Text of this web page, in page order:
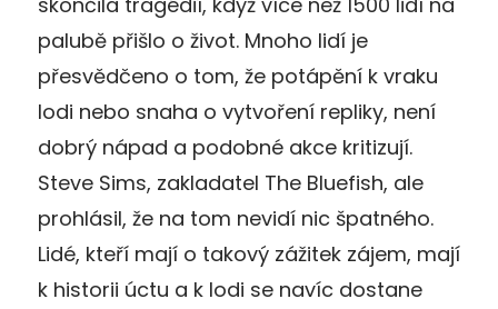
palubě přišlo o život. Mnoho lidí je
přesvědčeno o tom, že potápění k vraku
lodi nebo snaha o vytvoření repliky, není
dobrý nápad a podobné akce kritizují.
Steve Sims, zakladatel The Bluefish, ale
prohlásil, že na tom nevidí nic špatného.
Lidé, kteří mají o takový zážitek zájem, mají
k historii úctu a k lodi se navíc dostane